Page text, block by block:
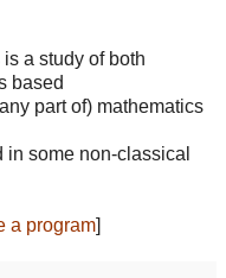
a study of both
based
part of) mathematics
some non-classical
a program]